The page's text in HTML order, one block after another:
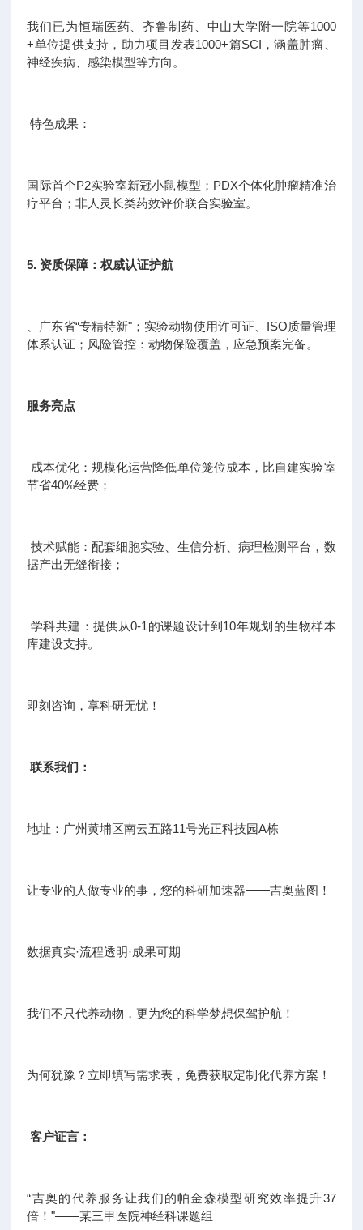
我们已为恒瑞医药、齐鲁制药、中山大学附一院等1000
+单位提供支持，助力项目发表1000+篇SCI，涵盖肿瘤、
神经疾病、感染模型等方向。
特色成果：
国际首个P2实验室新冠小鼠模型；PDX个体化肿瘤精准治
疗平台；非人灵长类药效评价联合实验室。
5. 资质保障：权威认证护航
、广东省“专精特新"；实验动物使用许可证、ISO质量管理
体系认证；风险管控：动物保险覆盖，应急预案完备。
服务亮点
成本优化：规模化运营降低单位笼位成本，比自建实验室
节省40%经费；
技术赋能：配套细胞实验、生信分析、病理检测平台，数
据产出无缝衔接；
学科共建：提供从0-1的课题设计到10年规划的生物样本
库建设支持。
即刻咨询，享科研无忧！
联系我们：
地址：广州黄埔区南云五路11号光正科技园A栋
让专业的人做专业的事，您的科研加速器——吉奥蓝图！
数据真实·流程透明·成果可期
我们不只代养动物，更为您的科学梦想保驾护航！
为何犹豫？立即填写需求表，免费获取定制化代养方案！
客户证言：
“吉奥的代养服务让我们的帕金森模型研究效率提升37
倍！"——某三甲医院神经科课题组